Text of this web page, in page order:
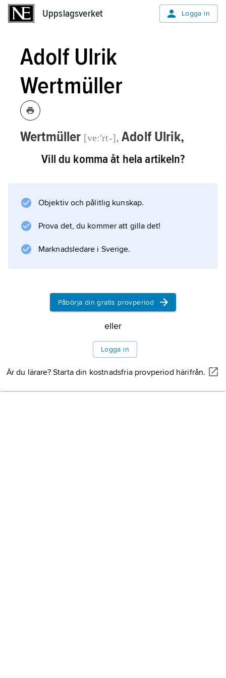
Uppslagsverket Logga in
Adolf Ulrik
Wertmüller
Wertmüller [ve:ʹrt-],Adolf Ulrik,
1751–1811, konstnär.
1794 i USA. Hans nyklassicistiska inriktning
Danaë och guldregnet
(1787) som i porträtt, bland annat
Marie Antoinette med sina barn
Information om artikeln
Vill du komma åt hela artikeln?
Objektiv och pålitlig kunskap.
Prova det, du kommer att gilla det!
Marknadsledare i Sverige.
Påbörja din gratis provperiod
eller
Logga in
Är du lärare? Starta din kostnadsfria provperiod härifrån.